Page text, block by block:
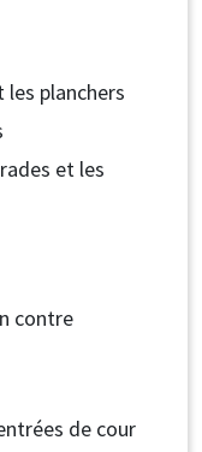
planchers
et les
contre
de cour